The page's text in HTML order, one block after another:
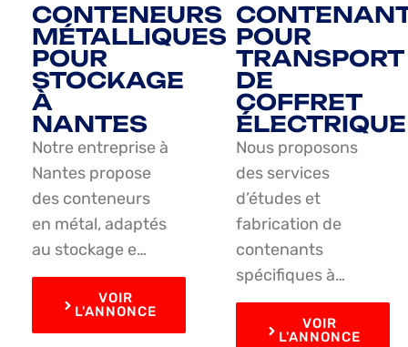
CONTENEURS
MÉTALLIQUES
POUR
STOCKAGE
À
NANTES
Notre entreprise à
Nantes propose
des conteneurs
en métal, adaptés
au stockage e…
VOIR
L'ANNONCE
POUR
TRANSPORT
DE
COFFRET
ÉLECTRIQUE
Nous proposons
des services
d’études et
fabrication de
contenants
spécifiques à…
VOIR
L'ANNONCE